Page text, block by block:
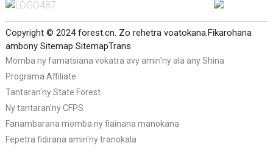
Copyright © 2024 forest.cn. Zo rehetra voatokana.Fikarohana
ambony Sitemap SitemapTrans
Momba ny famatsiana vokatra avy amin'ny ala any Shina
Programa Affiliate
Tantaran'ny State Forest
Ny tantaran'ny CFPS
Fanambarana momba ny fiainana manokana
Fepetra fidirana amin'ny tranokala